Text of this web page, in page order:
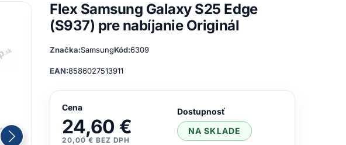
Flex Samsung Galaxy S25 Edge
(S937) pre nabíjanie Originál
Značka:SamsungKód:6309
EAN:8586027513911
Cena
24,60 €
20,00 € BEZ DPH
Dostupnosť
NA SKLADE